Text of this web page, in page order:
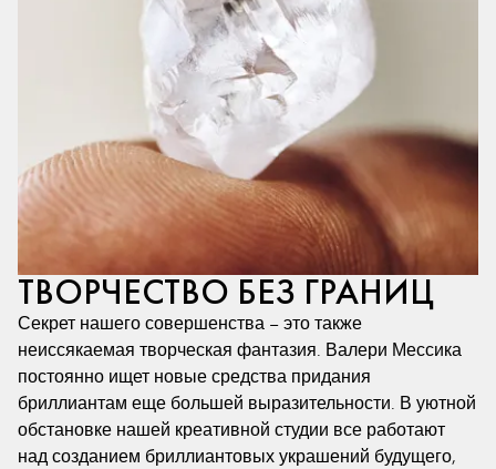
ТВОРЧЕСТВО БЕЗ ГРАНИЦ
Секрет нашего совершенства – это также
неиссякаемая творческая фантазия. Валери Мессика
постоянно ищет новые средства придания
бриллиантам еще большей выразительности. В уютной
обстановке нашей креативной студии все работают
над созданием бриллиантовых украшений будущего,